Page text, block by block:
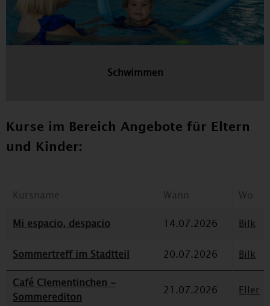
Schwimmen
Kurse im Bereich Angebote für Eltern
und Kinder:
Kursname Wann
Wo
Mi espacio, despacio
14.07.2026 Bilk
Sommertreff im Stadtteil 20.07.2026
Bilk
Café Clementinchen -
Sommerediton
21.07.2026 Eller